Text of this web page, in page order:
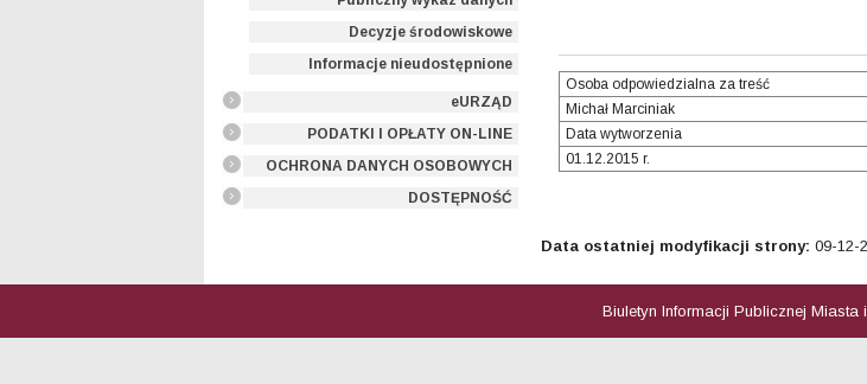
Decyzje środowiskowe
Informacje nieudostępnione
eURZĄD
PODATKI I OPŁATY ON-LINE
OCHRONA DANYCH OSOBOWYCH
DOSTĘPNOŚĆ
Osoba odpowiedzialna za treść
Michał Marciniak
Data wytworzenia
01.12.2015 r.
Data ostatniej modyfikacji strony: 09-12-
Biuletyn Informacji Publicznej Miasta